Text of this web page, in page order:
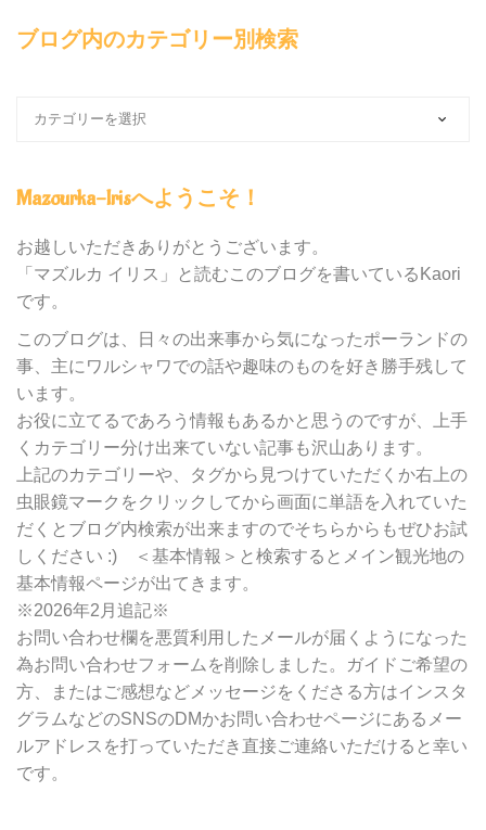
ブログ内のカテゴリー別検索
の
テ
ゴ
ー
別
検
索
Mazourka-Irisへようこそ！
お越しいただきありがとうございます。
「マズルカ イリス」と読むこのブログを書いているKaori
です。
このブログは、日々の出来事から気になったポーランドの
事、主にワルシャワでの話や趣味のものを好き勝手残して
います。
お役に立てるであろう情報もあるかと思うのですが、上手
くカテゴリー分け出来ていない記事も沢山あります。
上記のカテゴリーや、タグから見つけていただくか右上の
虫眼鏡マークをクリックしてから画面に単語を入れていた
だくとブログ内検索が出来ますのでそちらからもぜひお試
しください :) ＜基本情報＞と検索するとメイン観光地の
基本情報ページが出てきます。
※2026年2月追記※
お問い合わせ欄を悪質利用したメールが届くようになった
為お問い合わせフォームを削除しました。ガイドご希望の
方、またはご感想などメッセージをくださる方はインスタ
グラムなどのSNSのDMかお問い合わせページにあるメー
ルアドレスを打っていただき直接ご連絡いただけると幸い
です。